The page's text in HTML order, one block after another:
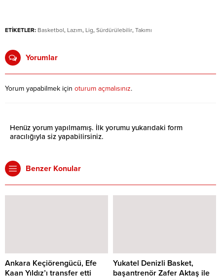
ETİKETLER: Basketbol, Lazım, Lig, Sürdürülebilir, Takımı
Yorumlar
Yorum yapabilmek için oturum açmalısınız.
Henüz yorum yapılmamış. İlk yorumu yukarıdaki form
aracılığıyla siz yapabilirsiniz.
Benzer Konular
Ankara Keçiörengücü, Efe
Kaan Yıldız’ı transfer etti
Yukatel Denizli Basket,
başantrenör Zafer Aktaş ile